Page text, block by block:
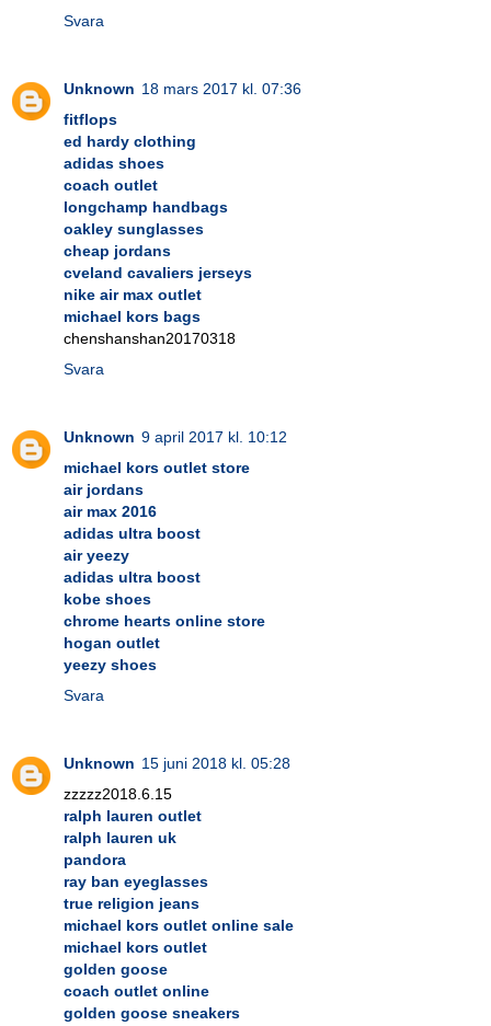
Svara
Unknown 18 mars 2017 kl. 07:36
fitflops
ed hardy clothing
adidas shoes
coach outlet
longchamp handbags
oakley sunglasses
cheap jordans
cveland cavaliers jerseys
nike air max outlet
michael kors bags
chenshanshan20170318
Svara
Unknown 9 april 2017 kl. 10:12
michael kors outlet store
air jordans
air max 2016
adidas ultra boost
air yeezy
adidas ultra boost
kobe shoes
chrome hearts online store
hogan outlet
yeezy shoes
Svara
Unknown 15 juni 2018 kl. 05:28
zzzzz2018.6.15
ralph lauren outlet
ralph lauren uk
pandora
ray ban eyeglasses
true religion jeans
michael kors outlet online sale
michael kors outlet
golden goose
coach outlet online
golden goose sneakers